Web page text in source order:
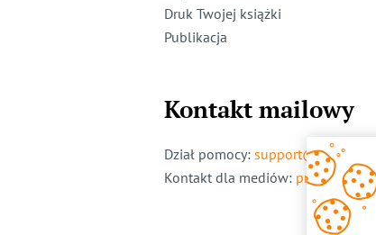
Druk Twojej książki
Publikacja
Kontakt mailowy
Dział pomocy: support@ridero.pl
Kontakt dla mediów: pr@ridero.pl